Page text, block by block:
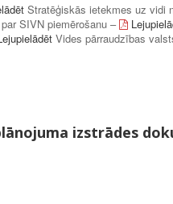
Stratēģiskās ietekmes uz vidi
SIVN piemērošanu –
Vides pārraudzības
izstrādes